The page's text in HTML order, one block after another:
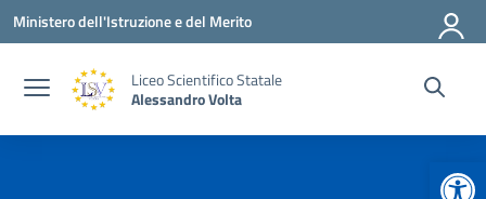
Vai ai contenuti
Vai al menu di navigazione
Vai al footer
Ministero dell'Istruzione e del Merito
Liceo Scientifico Statale
Alessandro Volta